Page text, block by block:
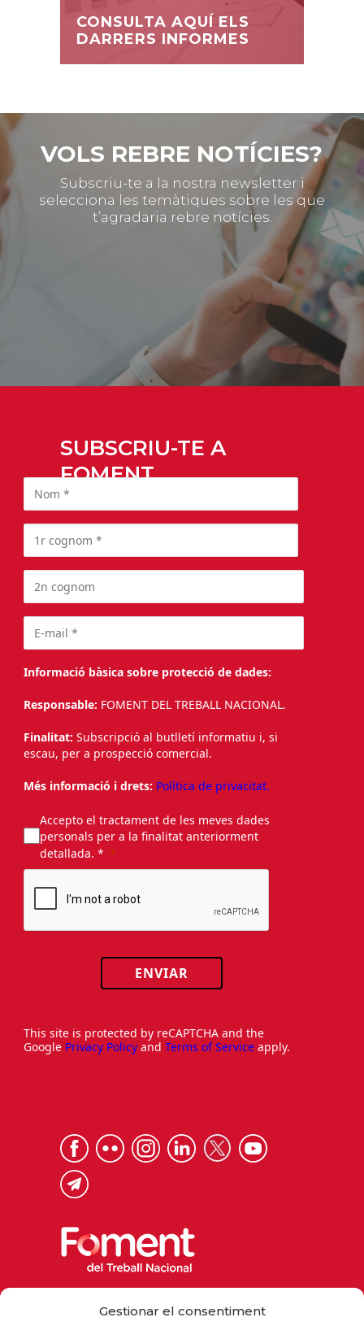
Gestionar el consentiment
CONSULTA AQUÍ ELS
DARRERS INFORMES
VOLS REBRE NOTÍCIES?
Subscriu-te a la nostra newsletter i
selecciona les temàtiques sobre les que
t’agradaria rebre notícies.
SUBSCRIU-TE A
FOMENT
Informació bàsica sobre protecció de dades:
Responsable: FOMENT DEL TREBALL NACIONAL.
Finalitat: Subscripció al butlletí informatiu i, si
escau, per a prospecció comercial.
Més informació i drets: Política de privacitat.
Accepto el tractament de les meves dades
personals per a la finalitat anteriorment
detallada. *
ENVIAR
This site is protected by reCAPTCHA and the
Google Privacy Policy and Terms of Service apply.